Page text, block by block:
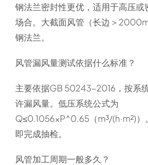
钢法兰密封性更优，适用于高压或
场合。大截面风管（长边＞
钢法兰。
风管漏风量测试依据什么标准？
主要依据GB 50243-2016，按系
许漏风量。低压系统公式为
Q≤0.1056×P^0.65（m³/(h·m²)）
即完成抽检。
风管加工周期一般多久？